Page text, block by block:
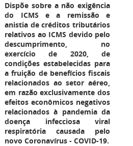
Dispõe sobre a não exigência
do ICMS e a remissão e
anistia de créditos tributários
relativos ao ICMS devido pelo
descumprimento, no
exercício de 2020, de
condições estabelecidas para
a fruição de benefícios fiscais
relacionados ao setor aéreo,
em razão exclusivamente dos
efeitos econômicos negativos
relacionados à pandemia da
doença infecciosa viral
respiratória causada pelo
novo Coronavírus - COVID-19.